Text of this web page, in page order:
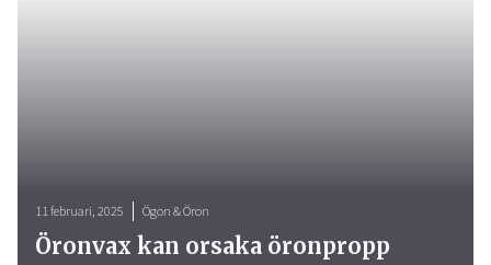
11 februari, 2025 Ögon & Öron
Öronvax kan orsaka öronpropp